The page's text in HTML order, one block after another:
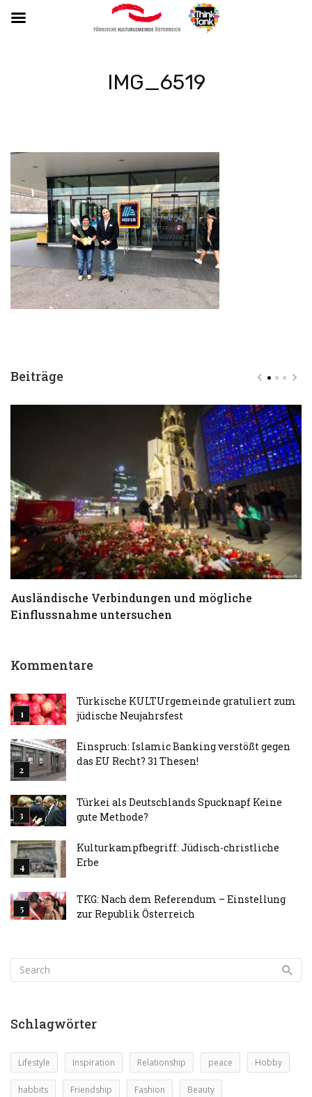
IMG_6519
Beiträge
Ausländische Verbindungen und mögliche
Einflussnahme untersuchen
Kommentare
Türkische KULTUrgemeinde gratuliert zum
jüdische Neujahrsfest
Einspruch: Islamic Banking verstößt gegen
das EU Recht? 31 Thesen!
Türkei als Deutschlands Spucknapf Keine
gute Methode?
Kulturkampfbegriff: Jüdisch-christliche
Erbe
TKG: Nach dem Referendum – Einstellung
zur Republik Österreich
Schlagwörter
Lifestyle Inspiration Relationship peace Hobby
habbits Friendship Fashion Beauty